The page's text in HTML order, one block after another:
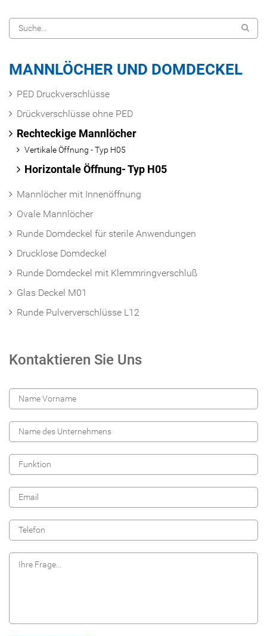
MANNLÖCHER UND DOMDECKEL
PED Druckverschlüsse
Drückverschlüsse ohne PED
Rechteckige Mannlöcher
Vertikale Öffnung - Typ H05
Horizontale Öffnung- Typ H05
Mannlöcher mit Innenöffnung
Ovale Mannlöcher
Runde Domdeckel für sterile Anwendungen
Drucklose Domdeckel
Runde Domdeckel mit Klemmringverschluß
Glas Deckel M01
Runde Pulververschlüsse L12
Kontaktieren Sie Uns